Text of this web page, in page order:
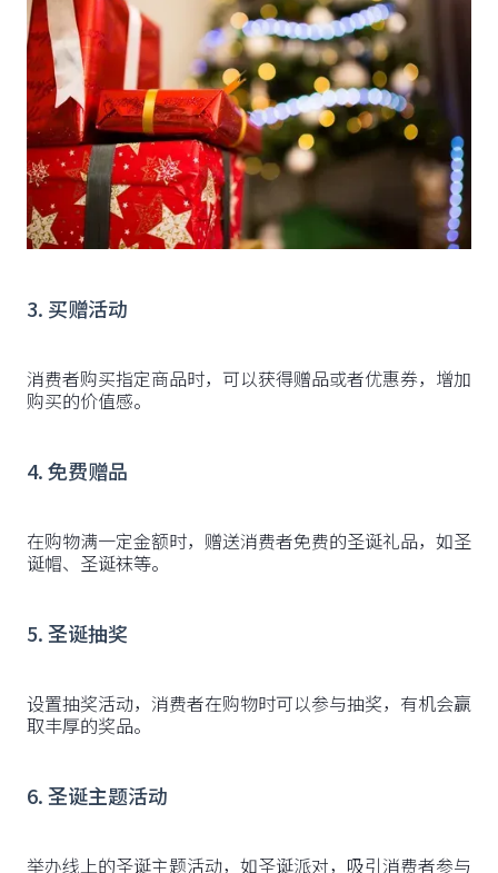
3. 买赠活动
消费者购买指定商品时，可以获得赠品或者优惠券，增加
购买的价值感。
4. 免费赠品
在购物满一定金额时，赠送消费者免费的圣诞礼品，如圣
诞帽、圣诞袜等。
5. 圣诞抽奖
设置抽奖活动，消费者在购物时可以参与抽奖，有机会赢
取丰厚的奖品。
6. 圣诞主题活动
举办线上的圣诞主题活动，如圣诞派对，吸引消费者参与